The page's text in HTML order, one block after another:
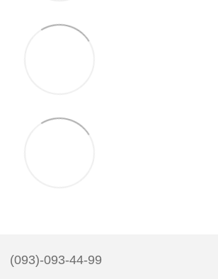
(093)-093-44-99